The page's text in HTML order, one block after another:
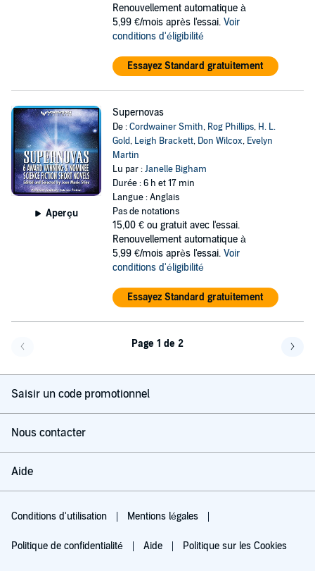
Renouvellement automatique à
5,99 €/mois après l'essai. Voir
conditions d'éligibilité
Essayez Standard gratuitement
Aperçu
Supernovas
De :Cordwainer Smith, Rog Phillips, H. L.
Gold, Leigh Brackett, Don Wilcox, Evelyn
Martin
Lu par :Janelle Bigham
Durée : 6 h et 17 min
Langue : Anglais
Pas de notations
15,00 € ou gratuit avec l'essai.
Renouvellement automatique à
5,99 €/mois après l'essai. Voir
conditions d'éligibilité
Essayez Standard gratuitement
Page 1 de 2
Saisir un code promotionnel
Nous contacter
Aide
Conditions d'utilisation Mentions légales
Politique de confidentialité Aide Politique sur les Cookies